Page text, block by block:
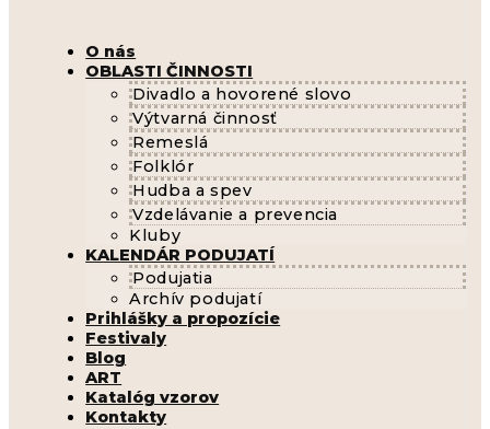
O nás
OBLASTI ČINNOSTI
Divadlo a hovorené slovo
Výtvarná činnosť
Remeslá
Folklór
Hudba a spev
Vzdelávanie a prevencia
Kluby
KALENDÁR PODUJATÍ
Podujatia
Archív podujatí
Prihlášky a propozície
Festivaly
Blog
ART
Katalóg vzorov
Kontakty